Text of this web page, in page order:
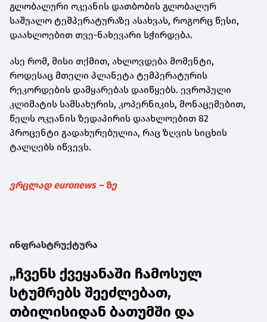
გლობალური ოკეანის დათბობის გლობალურ
საშუალო ტემპერატურაზე ასახვას, როგორც წესი,
დაახლოებით თვე-ნახევარი სჭირდება.
ასე რომ, მისი თქმით, ახლოვდება მომენტი,
როდესაც მთელი პლანეტა ტემპერატურის
რეკორდების დამყარებას დაიწყებს. ევროპული
კლიმატის სამსახურის, კოპერნიკის, მონაცემებით,
წელს ოკეანის ზედაპირის დაახლოებით 82
პროცენტი გადახურებულია, რაც ზღვის სიცხის
ტალღებს იწვევს.
ვრცლად euronews – ზე
ინფრასტრუქტურა
„ჩვენს ქვეყანაში ჩამოსულ
სტუმრებს შეეძლებათ,
თბილისიდან ბათუმში და